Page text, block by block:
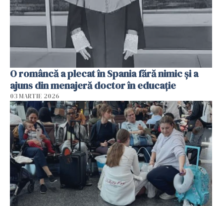
O româncă a plecat în Spania fără nimic și a
ajuns din menajeră doctor în educație
03 MARTIE 2026